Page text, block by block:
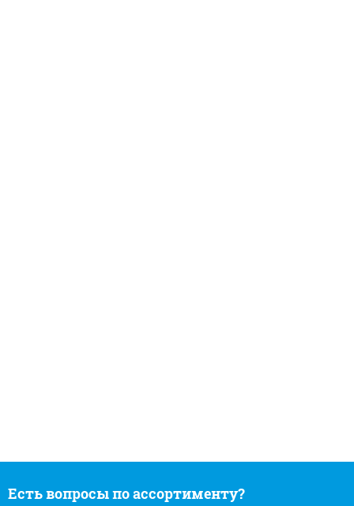
Есть вопросы по ассортименту?